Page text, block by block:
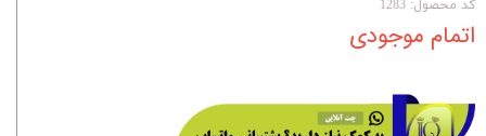
کد محصول: 1283
اتمام موجودی